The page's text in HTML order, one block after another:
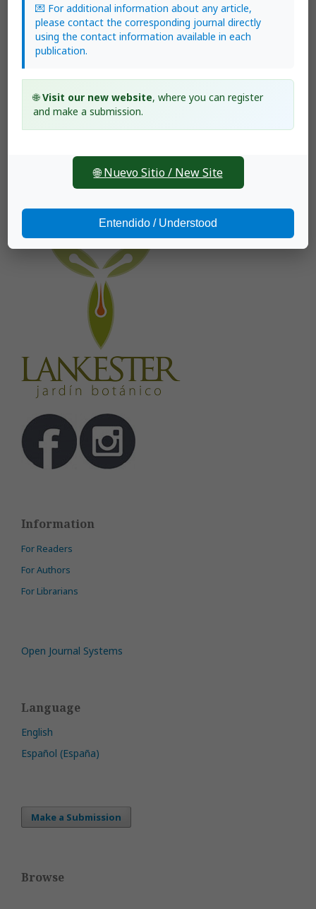
Information
For Readers
For Authors
For Librarians
Open Journal Systems
Language
English
Español (España)
Make a Submission
Browse
💌 For additional information about any article,
please contact the corresponding journal directly
using the contact information available in each
publication.
🌐Visit our new website, where you can register
and make a submission.
🌐 Nuevo Sitio / New Site
Entendido / Understood